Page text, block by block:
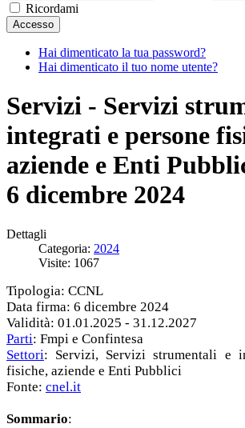
Ricordami
Accesso
Hai dimenticato la tua password?
Hai dimenticato il tuo nome utente?
Servizi - Servizi
integrati e persone
aziende e Enti
6 dicembre 2024
Dettagli
Categoria: 2024
Visite: 1067
Tipologia: CCNL
Data firma: 6 dicembre 2024
Validità: 01.01.2025 - 31.12.2027
Parti: Fmpi e Confintesa
Settori: Servizi, Servizi strumentali e
fisiche, aziende e Enti Pubblici
Fonte: cnel.it
Sommario: